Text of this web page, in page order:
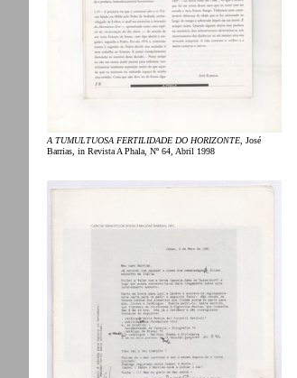
A TUMULTUOSA FERTILIDADE DO HORIZONTE , José
Barrias, in Revista A Phala, Nº 64, Abril 1998